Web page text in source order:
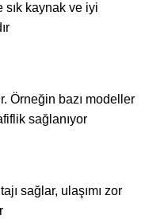
sık kaynak ve iyi
Örneğin bazı modeller
sağlanıyor
sağlar, ulaşımı zor